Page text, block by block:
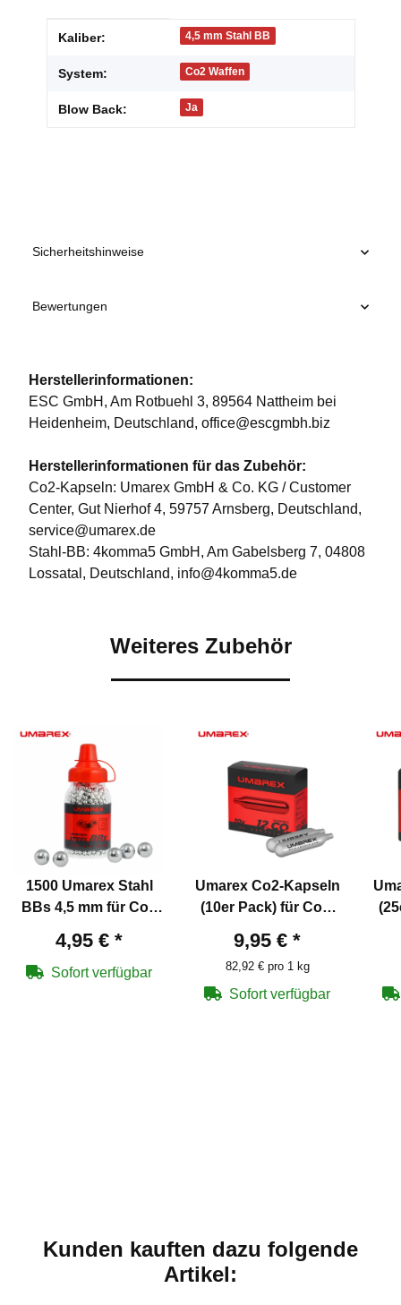
Produkteigenschaft
Wert
Kaliber: 4,5 mm Stahl BB
System: Co2 Waffen
Blow Back: Ja
Sicherheitshinweise
Bewertungen
Herstellerinformationen:
ESC GmbH, Am Rotbuehl 3, 89564 Nattheim bei
Heidenheim, Deutschland, office@escgmbh.biz
Herstellerinformationen für das Zubehör:
Co2-Kapseln: Umarex GmbH & Co. KG / Customer
Center, Gut Nierhof 4, 59757 Arnsberg, Deutschland,
service@umarex.de
Stahl-BB: 4komma5 GmbH, Am Gabelsberg 7, 04808
Lossatal, Deutschland, info@4komma5.de
Weiteres Zubehör
1500 Umarex Stahl
BBs 4,5 mm für Co2
4,95 € *
Sofort verfügbar
Umarex Co2-Kapseln
(10er Pack) für Co2-
9,95 € *
82,92 € pro 1 kg
Sofort verfügbar
Kunden kauften dazu folgende
Artikel: